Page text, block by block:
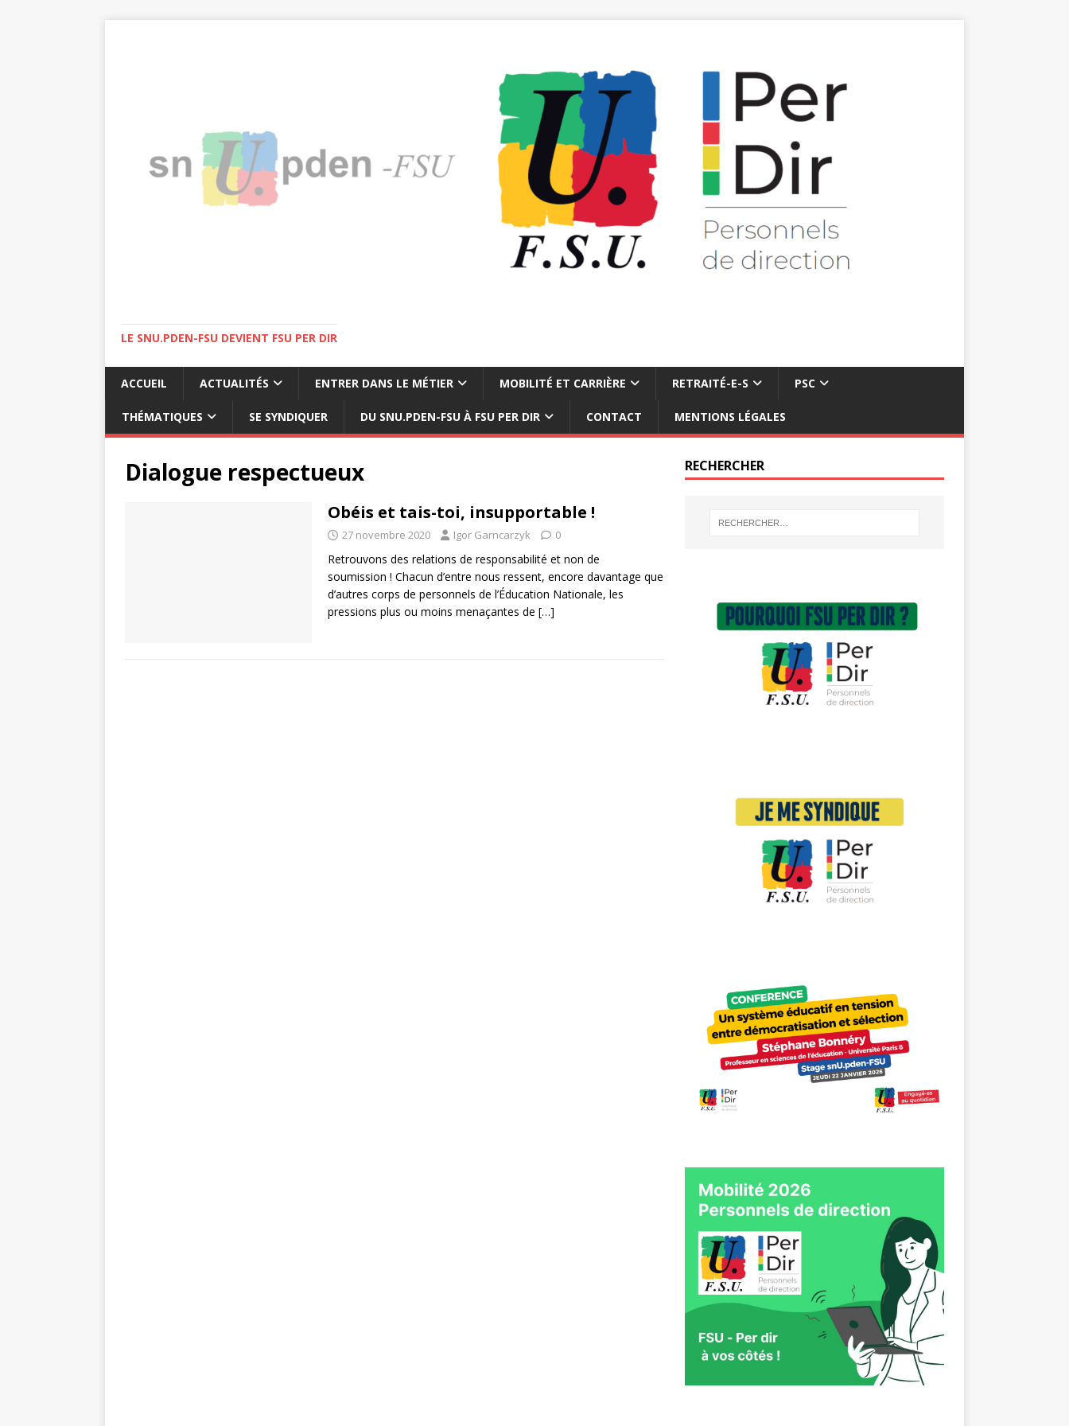
LE SNU.PDEN-FSU DEVIENT FSU PER DIR
ACCUEIL ACTUALITÉS ENTRER DANS LE MÉTIER MOBILITÉ ET CARRIÈRE RETRAITÉ-E-S PSC
THÉMATIQUES SE SYNDIQUER DU SNU.PDEN-FSU À FSU PER DIR CONTACT MENTIONS LÉGALES
Dialogue respectueux
Obéis et tais-toi, insupportable !
27 novembre 2020 Igor Garncarzyk 0
Retrouvons des relations de responsabilité et non de
soumission ! Chacun d’entre nous ressent, encore davantage que
d’autres corps de personnels de l’Éducation Nationale, les
pressions plus ou moins menaçantes de […]
RECHERCHER